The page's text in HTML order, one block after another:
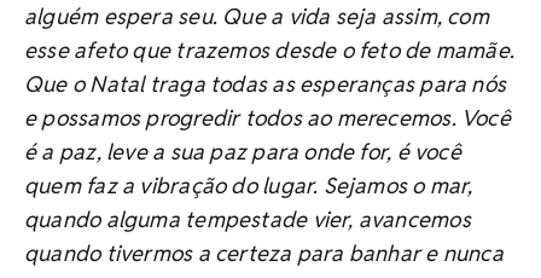
alguém espera seu. Que a vida seja assim, com
esse afeto que trazemos desde o feto de mamãe.
Que o Natal traga todas as esperanças para nós
e possamos progredir todos ao merecemos. Você
é a paz, leve a sua paz para onde for, é você
quem faz a vibração do lugar. Sejamos o mar,
quando alguma tempestade vier, avancemos
quando tivermos a certeza para banhar e nunca